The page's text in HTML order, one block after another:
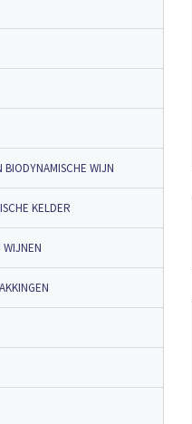
BIODYNAMISCHE WIJN
KELDER
WIJNEN